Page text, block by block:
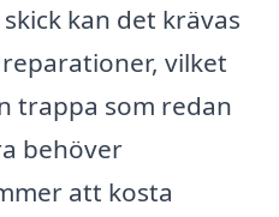
kan det krävas
vilket
trappa som redan
behöver
att kosta